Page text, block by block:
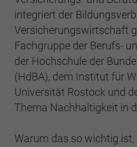
integriert der
Versicherungswirtschaft
Fachgruppe der Berufs-
der Hochschule der
(HdBA), dem Institut für
Universität Rostock und
Thema Nachhaltigkeit in
Warum das so wichtig ist,